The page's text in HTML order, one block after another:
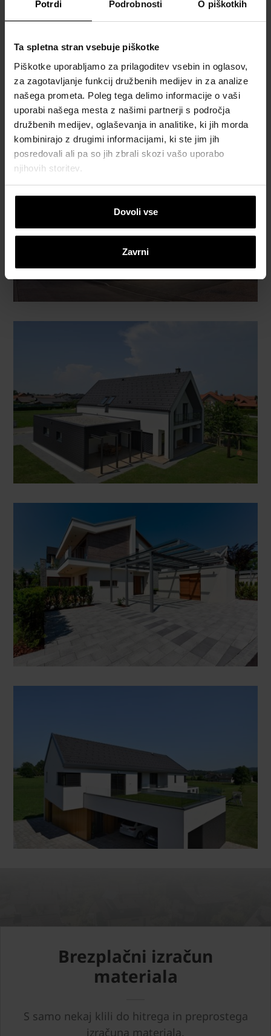
Potrdi Podrobnosti O piškotkih
Ta spletna stran vsebuje piškotke
Piškotke uporabljamo za prilagoditev vsebin in oglasov,
za zagotavljanje funkcij družbenih medijev in za analize
našega prometa. Poleg tega delimo informacije o vaši
uporabi našega mesta z našimi partnerji s področja
družbenih medijev, oglaševanja in analitike, ki jih morda
kombinirajo z drugimi informacijami, ki ste jim jih
posredovali ali pa so jih zbrali skozi vašo uporabo
njihovih storitev.
Dovoli vse
Zavrni
Brezplačni izračun
materiala
S samo nekaj klili do hitrega in preprostega
izračuna materiala.